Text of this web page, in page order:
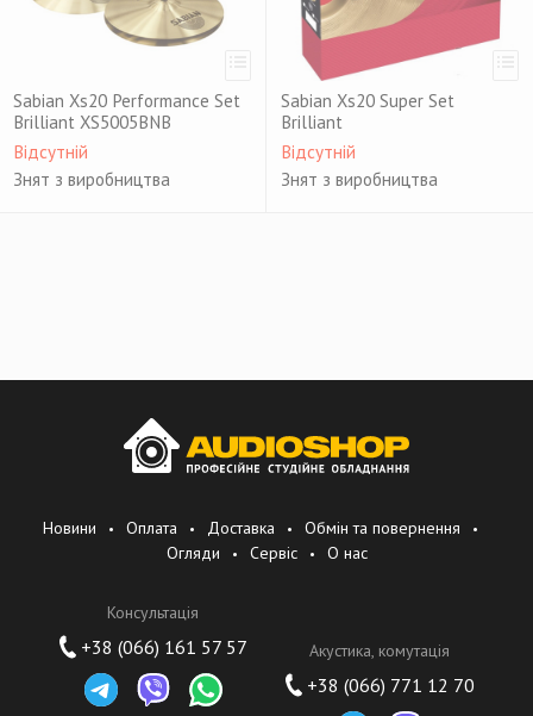
Sabian Xs20 Performance Set
Brilliant XS5005BNB
Відсутній
Знят з виробництва
Sabian Xs20 Super Set
Brilliant
Відсутній
Знят з виробництва
Новини Оплата Доставка
Обмін та повернення
Огляди
Сервіс О нас
Консультація
+38 (066) 161 57 57 Акустика, комутація
+38 (066) 771 12 70